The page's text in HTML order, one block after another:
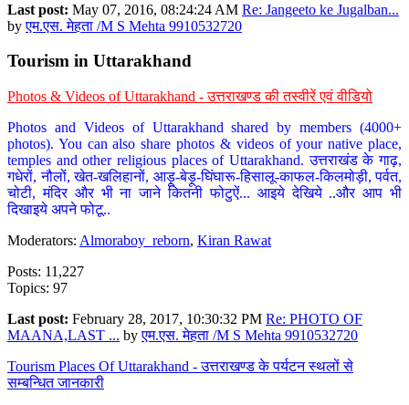
Last post: May 07, 2016, 08:24:24 AM Re: Jangeeto ke Jugalban...
byएम.एस. मेहता /M S Mehta 9910532720
Tourism in Uttarakhand
Photos & Videos of Uttarakhand - उत्तराखण्ड की तस्वीरें एवं वीडियो
Photos and Videos of Uttarakhand shared by members (4000+
photos). You can also share photos & videos of your native place,
temples and other religious places of Uttarakhand. उत्तराखंड के गाढ़,
गधेरों, नौलों, खेत-खलिहानों, आड़ू-बेड़ू-घिंघारू-हिसालू-काफल-किलमोड़ी, पर्वत,
चोटी, मंदिर और भी ना जाने कितनी फोटुऐं... आइये देखिये ..और आप भी
दिखाइये अपने फोटू..
Moderators: Almoraboy_reborn, Kiran Rawat
Posts: 11,227
Topics: 97
Last post: February 28, 2017, 10:30:32 PM Re: PHOTO OF
MAANA,LAST ... byएम.एस. मेहता /M S Mehta 9910532720
Tourism Places Of Uttarakhand - उत्तराखण्ड के पर्यटन स्थलों से
सम्बन्धित जानकारी